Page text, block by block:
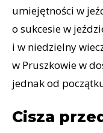
umiejętności w
o sukcesie w
i w niedzielny
w Pruszkowie w
jednak od
Cisza